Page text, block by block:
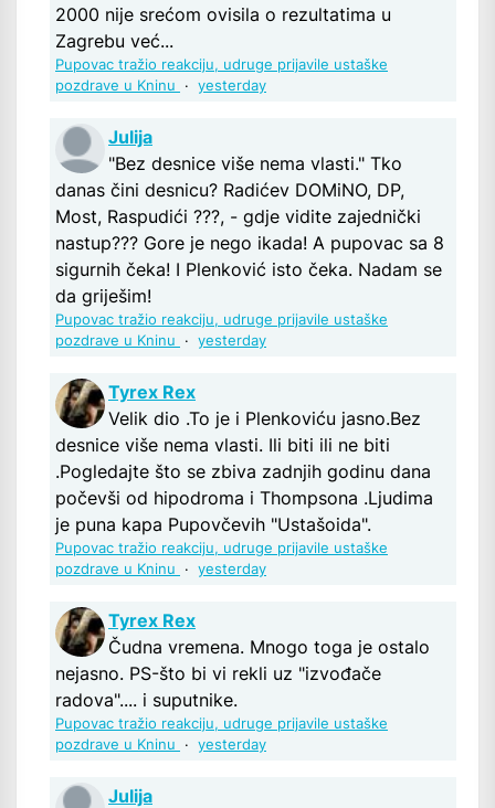
2000 nije srećom ovisila o rezultatima u
Zagrebu već...
Pupovac tražio reakciju, udruge prijavile ustaške
pozdrave u Kninu
· yesterday
Julija
"Bez desnice više nema vlasti." Tko
danas čini desnicu? Radićev DOMiNO, DP,
Most, Raspudići ???, - gdje vidite zajednički
nastup??? Gore je nego ikada! A pupovac sa 8
sigurnih čeka! I Plenković isto čeka. Nadam se
da griješim!
Pupovac tražio reakciju, udruge prijavile ustaške
pozdrave u Kninu
· yesterday
Tyrex Rex
Velik dio .To je i Plenkoviću jasno.Bez
desnice više nema vlasti. Ili biti ili ne biti
.Pogledajte što se zbiva zadnjih godinu dana
počevši od hipodroma i Thompsona .Ljudima
je puna kapa Pupovčevih "Ustašoida".
Pupovac tražio reakciju, udruge prijavile ustaške
pozdrave u Kninu
· yesterday
Tyrex Rex
Čudna vremena. Mnogo toga je ostalo
nejasno. PS-što bi vi rekli uz "izvođače
radova".... i suputnike.
Pupovac tražio reakciju, udruge prijavile ustaške
pozdrave u Kninu
· yesterday
Julija